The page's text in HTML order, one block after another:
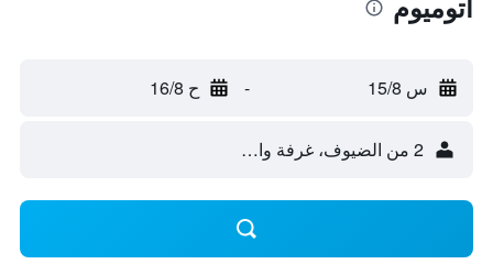
س 15/8 - ح 16/8
2 من الضيوف، غرفة واحدة